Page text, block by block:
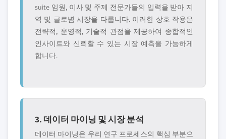
suite 임원, 이사 및 주제 전문가들의 입력을 받아 지
역 및 글로볌 시장을 다룹니다. 이러한 상호 작용은
전략적, 운영적, 기술적 관점을 제공하여 종합적인
인사이트와 신뢰할 수 있는 시장 예측을 가능하게
합니다.
3. 데이터 마이닝 및 시장 분석
데이터 마이닝은 우리 연구 프로세스의 핵심 부분으